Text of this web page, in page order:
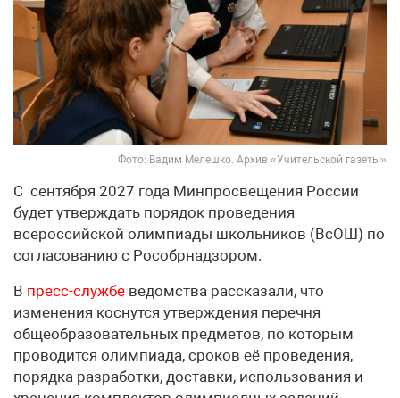
Фото: Вадим Мелешко. Архив «Учительской газеты»
С сентября 2027 года Минпросвещения России
будет утверждать порядок проведения
всероссийской олимпиады школьников (ВсОШ) по
согласованию с Рособрнадзором.
В пресс-службе ведомства рассказали, что
изменения коснутся утверждения перечня
общеобразовательных предметов, по которым
проводится олимпиада, сроков её проведения,
порядка разработки, доставки, использования и